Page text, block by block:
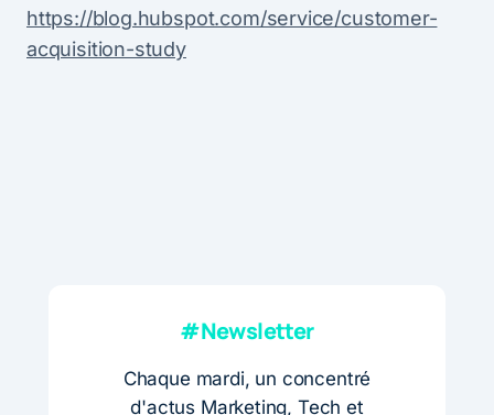
https://blog.hubspot.com/service/customer-
acquisition-study
#Newsletter
Chaque mardi, un concentré
d'actus Marketing, Tech et